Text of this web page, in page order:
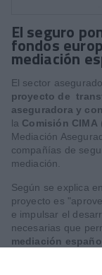
El seguro
fondos
mediación
El sector
proyecto de
aseguradora y
la Comisión CIMA
Mediación
compañías de
mediación.
Según se explica
proyecto es
e impulsar el
necesarias que
mediación
sus operaciones